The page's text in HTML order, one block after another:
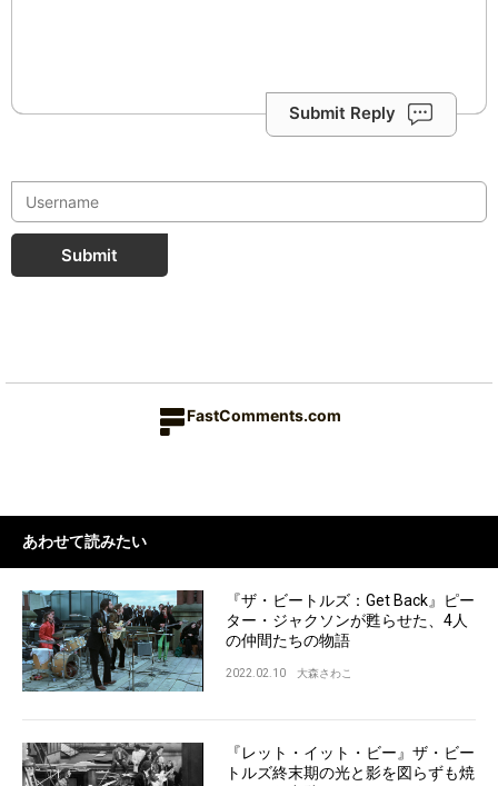
Submit Reply
Submit
FastComments.com
あわせて読みたい
『ザ・ビートルズ：Get Back』ピー
ター・ジャクソンが甦らせた、4人
の仲間たちの物語
2022.02.10 大森さわこ
『レット・イット・ビー』ザ・ビー
トルズ終末期の光と影を図らずも焼